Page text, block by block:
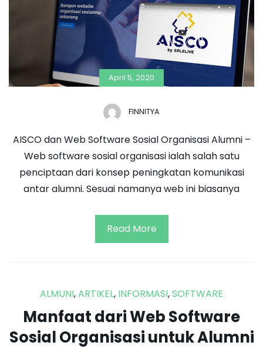
April 5, 2020
FINNITYA
AISCO dan Web Software Sosial Organisasi Alumni –
Web software sosial organisasi ialah salah satu
penciptaan dari konsep peningkatan komunikasi
antar alumni. Sesuai namanya web ini biasanya
Read More
ALMUNI,ARTIKEL, INFORMASI,SOFTWARE
Manfaat dari Web Software
Sosial Organisasi untuk Alumni